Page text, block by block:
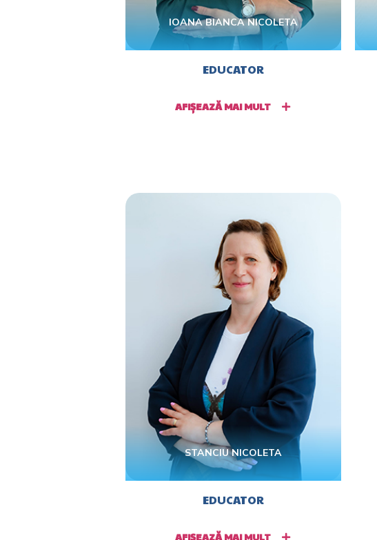
IOANA BIANCA NICOLETA
EDUCATOR
AFIȘEAZĂ MAI MULT
STANCIU NICOLETA
EDUCATOR
AFIȘEAZĂ MAI MULT